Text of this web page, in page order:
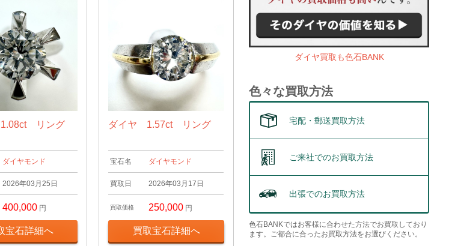
リング
ダイヤモンド
2026年03月25日
400,000 円
宝石詳細へ
ダイヤ 1.57ct リング
宝石名 ダイヤモンド
買取日 2026年03月17日
買取価格 250,000 円
買取宝石詳細へ
ダイヤ買取も色石BANK
色々な買取方法
宅配・郵送買取方法
ご来社でのお買取方法
出張でのお買取方法
色石BANKではお客様に合わせた方法でお買取しており
ます。ご都合に合ったお買取方法をお選びください。